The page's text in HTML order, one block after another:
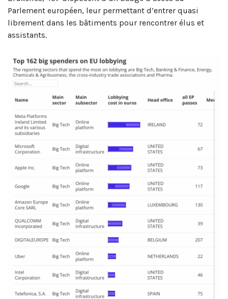
Parlement européen, leur permettant d’entrer quasi
librement dans les bâtiments pour rencontrer élus et
assistants.